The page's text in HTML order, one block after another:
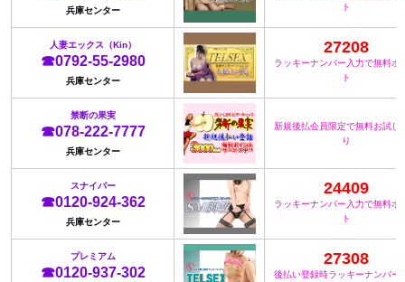
兵庫センター
ト
人妻エックス（Kin）
☎0792-55-2980
兵庫センター
27208
ラッキーナンバー入力で無料ポ
ト
禁断の果実
☎078-222-7777
兵庫センター
新規後払会員限定で無料お試し
り
スナイパー
☎0120-924-362
兵庫センター
24409
ラッキーナンバー入力で無料ポ
ト
プレミアム
☎0120-937-302
27308
後払い登録時ラッキーナンバー